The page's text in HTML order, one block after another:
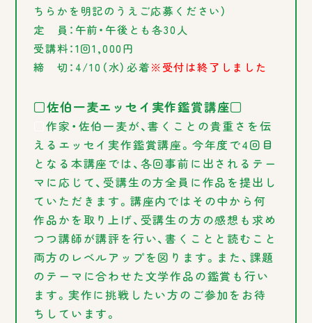
ちらかを明記のうえご応募ください）
定 員：午前・午後とも各30人
受講料：1回1,000円
締 切：4/10（水）必着※受付は終了しました
□佐伯一麦エッセイ実作鑑賞講座□
□作家・佐伯一麦が、書くことの貴重さを伝
えるエッセイ実作鑑賞講座。今年度で4回目
となる本講座では、各回事前に出されるテー
マに応じて、受講生の方全員に作品を提出し
ていただきます。講座内ではその中から何
作品かを取り上げ、受講生の方の感想も求め
つつ講師が講評を行い、書くことと読むこと
両方のレベルアップを図ります。また、課題
のテーマに合わせた文学作品の鑑賞も行い
ます。実作に挑戦したい方のご参加をお待
ちしています。